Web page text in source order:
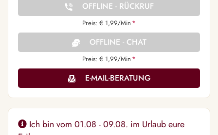
OFFLINE - RÜCKRUF
Preis: € 1,99/Min *
OFFLINE - CHAT
Preis: € 1,99/Min *
E-MAIL-BERATUNG
Ich bin vom 01.08 - 09.08. im Urlaub eure